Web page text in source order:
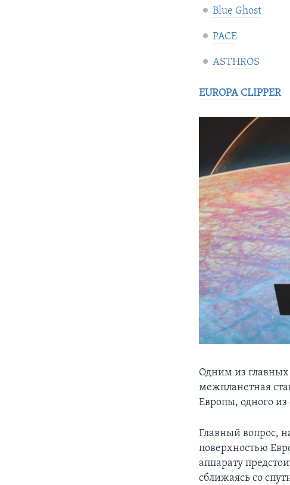
Blue Ghost
PACE
ASTHROS
EUROPA CLIPPER
Одним из главных
межпланетная
Европы, одного
Главный вопрос,
поверхностью
аппарату
сближаясь со